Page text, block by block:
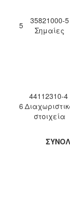
5
35821000-5
Σημαίες
6
44112310-4
στοιχεία